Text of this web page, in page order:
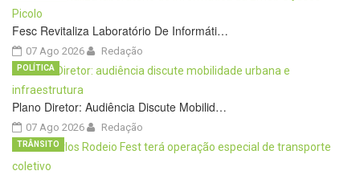
Fesc Revitaliza Laboratório De Informáti…
07 Ago 2026 Redação
Plano Diretor: Audiência Discute Mobilid…
07 Ago 2026
POLÍTICA
Redação
TRÂNSITO